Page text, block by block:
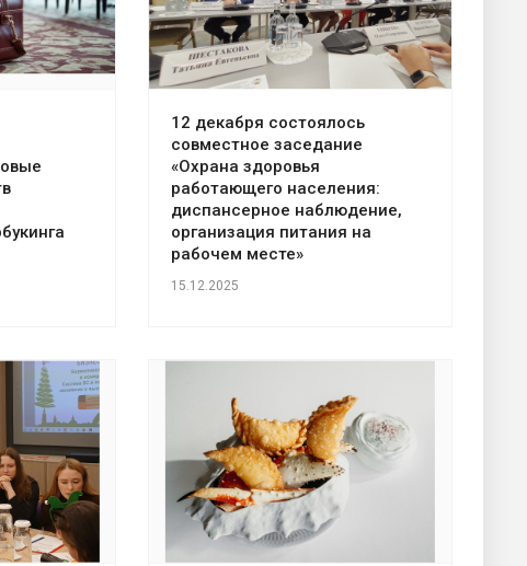
12 декабря состоялось
совместное заседание
«Охрана здоровья
работающего населения:
диспансерное наблюдение,
организация питания на
рабочем месте»
15.12.2025